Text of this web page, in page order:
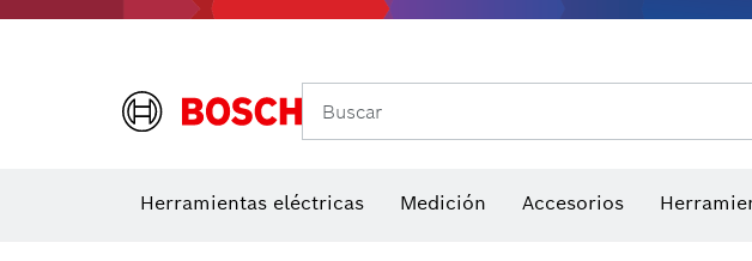
Buscar
Herramientas eléctricas Medición Accesorios